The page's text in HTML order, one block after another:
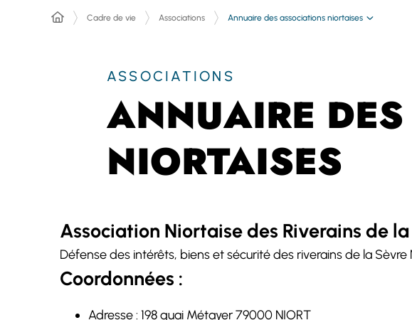
Cadre de vie Associations Annuaire des associations niortaises
ASSOCIATIONS
ANNUAIRE
NIORTAISES
Association Niortaise des Riverains de
défense des intérêts, biens et sécurité des riverains de la Sèvre
Coordonnées :
Adresse : 198 quai Métayer 79000 NIORT